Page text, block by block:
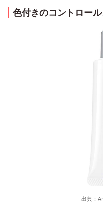
色付きのコントロー
出典：